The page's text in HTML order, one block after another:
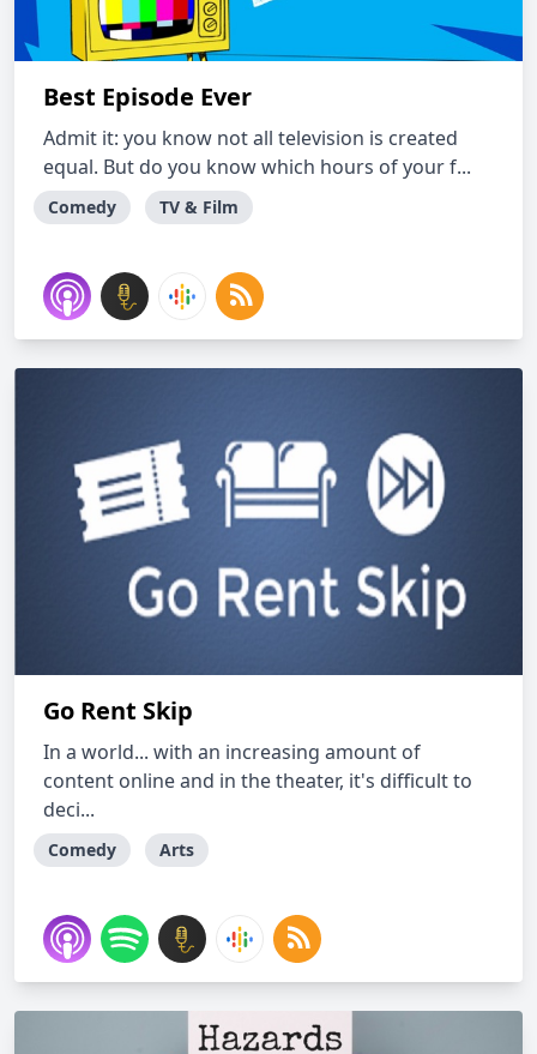
Best Episode Ever
Admit it: you know not all television is created
equal. But do you know which hours of your f...
Comedy TV & Film
Go Rent Skip
In a world... with an increasing amount of
content online and in the theater, it's difficult to
deci...
Comedy Arts